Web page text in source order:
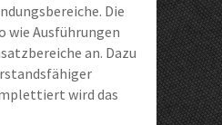
Die
Ausführungen
an. Dazu
wird das